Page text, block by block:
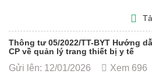
Thông tư 05/2022/TT-BYT Hướng
CP về quản lý trang thiết bị y tế
Gửi lên: 12/01/2026 Xem 696